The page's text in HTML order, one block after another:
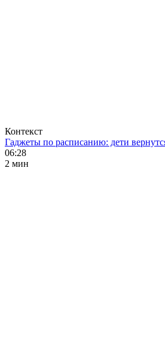
Контекст
Гаджеты по расписанию: дети
06:28
2 мин